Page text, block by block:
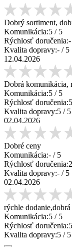
Dobrý sortiment,
Komunikácia:5 / 5
Rýchlosť doručenia:-
Kvalita dopravy:- / 5
12.04.2026
Dobrá komunikácia,
Komunikácia:5 / 5
Rýchlosť doručenia:5
Kvalita dopravy:5 / 5
02.04.2026
Dobré ceny
Komunikácia:- / 5
Rýchlosť doručenia:2
Kvalita dopravy:- / 5
02.04.2026
rýchle
Komunikácia:5 / 5
Rýchlosť doručenia:5
Kvalita dopravy:5 / 5